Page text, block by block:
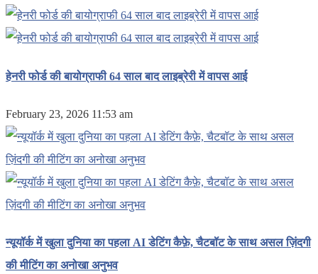
हेनरी फोर्ड की बायोग्राफी 64 साल बाद लाइब्रेरी में वापस आई
February 23, 2026 11:53 am
न्यूयॉर्क में खुला दुनिया का पहला AI डेटिंग कैफ़े, चैटबॉट के साथ असल ज़िंदगी
की मीटिंग का अनोखा अनुभव